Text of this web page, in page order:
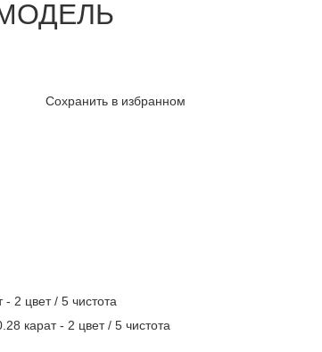
Сохранить в избранном
2 цвет / 5 чистота
карат - 2 цвет / 5 чистота